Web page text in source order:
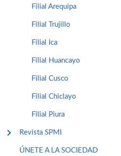
Filial Arequipa
Filial Trujillo
Filial Ica
Filial Huancayo
Filial Cusco
Filial Chiclayo
Filial Piura
Revista SPMI
ÚNETE A LA SOCIEDAD